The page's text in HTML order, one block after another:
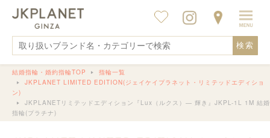
検索
結婚指輪・婚約指輪TOP
指輪一覧
JKPLANET LIMITED EDITION(ジェイケイプラネット・リミテッドエディショ
ン)
JKPLANETリミテッドエディション『Lux（ルクス）— 輝き』JKPL-1L 1M 結婚
指輪(プラチナ)